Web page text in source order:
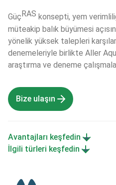
Güç RAS konsepti, yem
müteakip balık büyümesi
yönelik yüksek talepleri
denemeleriyle birlikte Aller
araştırma ve deneme
Bize ulaşın
Avantajları keşfedin
İlgili türleri keşfedin